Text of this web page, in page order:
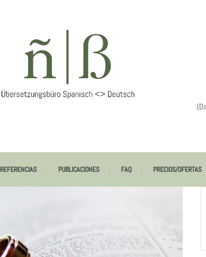
– Servicios
REFERENCIAS PUBLICACIONES FAQ PRECIOS/OFERTAS